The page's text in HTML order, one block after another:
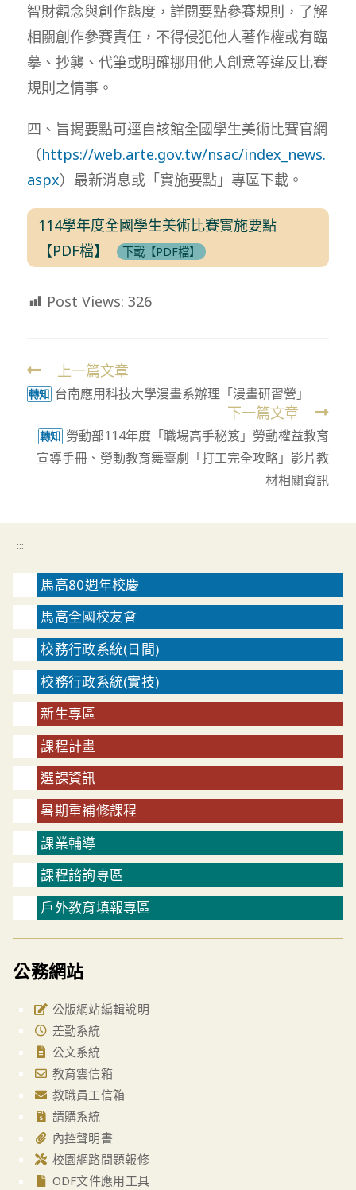
智財觀念與創作態度，詳閱要點參賽規則，了解
相關創作參賽責任，不得侵犯他人著作權或有臨
摹、抄襲、代筆或明確挪用他人創意等違反比賽
規則之情事。
四、旨揭要點可逕自該館全國學生美術比賽官網
（https://web.arte.gov.tw/nsac/index_news.
aspx）最新消息或「實施要點」專區下載。
114學年度全國學生美術比賽實施要點
【PDF檔】
下載【PDF檔】
Post Views: 326
Read
more
上一篇文章
轉知 台南應用科技大學漫畫系辦理「漫畫研習營」
下一篇文章
轉知 勞動部114年度「職場高手秘笈」勞動權益教育
宣導手冊、勞動教育舞臺劇「打工完全攻略」影片教
材相關資訊
:::
馬高80週年校慶
馬高全國校友會
校務行政系統(日間)
校務行政系統(實技)
新生專區
課程計畫
選課資訊
暑期重補修課程
課業輔導
課程諮詢專區
戶外教育填報專區
公務網站
公版網站編輯說明
差勤系統
公文系統
教育雲信箱
教職員工信箱
請購系統
內控聲明書
校園網路問題報修
ODF文件應用工具